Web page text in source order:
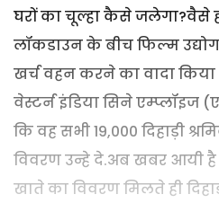
घरों का चूल्हा कैसे जलेगा?वैसे
लॉकडाउन के बीच फिल्म
खर्च वहन करने का वादा
वेस्टर्न इंडिया सिने
कि वह सभी 19,000 दिहाड़ी
विवरण उन्हे दे.अब खबर आयी
खाते का विवरण मिलते ही